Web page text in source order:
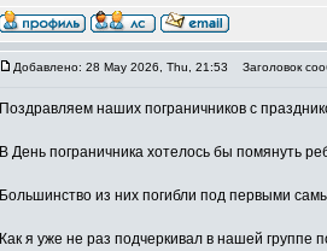
Добавлено: 28 May 2026, Thu, 21:53 Заголовок
Поздравляем наших пограничников с
В День пограничника хотелось бы помянуть
Большинство из них погибли под первыми
Как я уже не раз подчеркивал в нашей группе